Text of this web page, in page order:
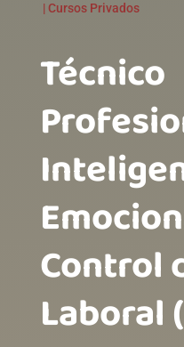
|Cursos Privados
Técnico
Control
Laboral